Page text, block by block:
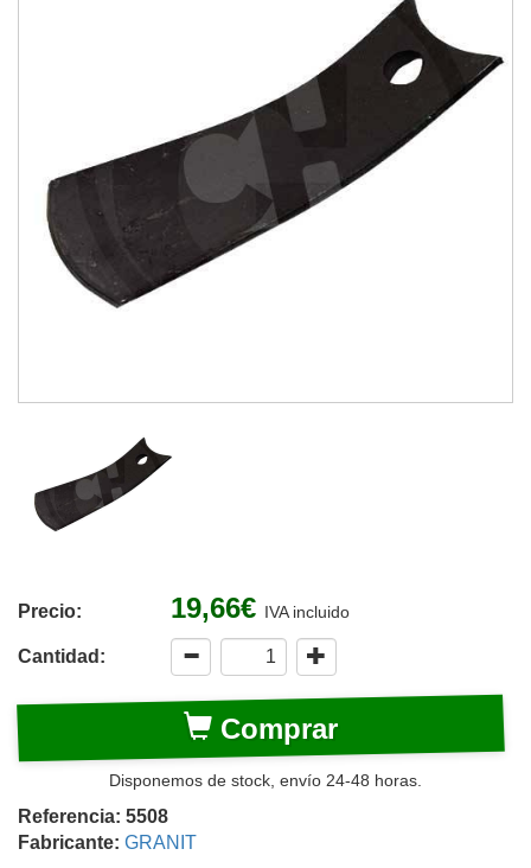
Precio: 19,66€ IVA incluido
Cantidad:
Comprar
Disponemos de stock, envío 24-48 horas.
Referencia: 5508
Fabricante: GRANIT